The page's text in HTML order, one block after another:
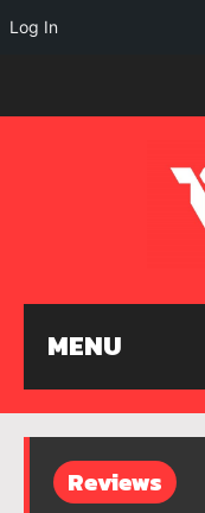
MENU
Reviews
Log In